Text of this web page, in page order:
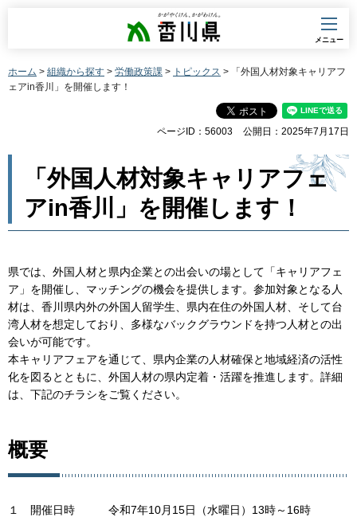
香川県
メニュー
ホーム > 組織から探す > 労働政策課 > トピックス > 「外国人材対象キャリアフ
ェアin香川」を開催します！
ページID：56003 公開日：2025年7月17日
「外国人材対象キャリアフェ
アin香川」を開催します！
県では、外国人材と県内企業との出会いの場として「キャリアフェ
ア」を開催し、マッチングの機会を提供します。参加対象となる人
材は、香川県内外の外国人留学生、県内在住の外国人材、そして台
湾人材を想定しており、多様なバックグラウンドを持つ人材との出
会いが可能です。
本キャリアフェアを通じて、県内企業の人材確保と地域経済の活性
化を図るとともに、外国人材の県内定着・活躍を推進します。詳細
は、下記のチラシをご覧ください。
概要
１ 開催日時 令和7年10月15日（水曜日）13時～16時